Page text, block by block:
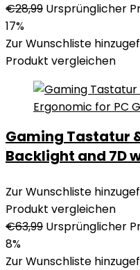
€28,99 Ursprünglicher
17%
Zur Wunschliste
Produkt vergleichen
Gaming Tastatur
Backlight and 7D
Zur Wunschliste
Produkt vergleichen
€63,99 Ursprünglicher
8%
Zur Wunschliste